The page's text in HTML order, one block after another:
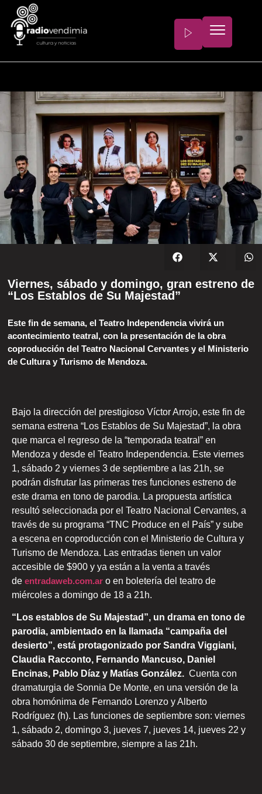
Viernes, sábado y domingo, gran estreno de
“Los Establos de Su Majestad”
Este fin de semana, el Teatro Independencia vivirá un
acontecimiento teatral, con la presentación de la obra
coproducción del Teatro Nacional Cervantes y el Ministerio
de Cultura y Turismo de Mendoza.
Bajo la dirección del prestigioso Víctor Arrojo, este fin de
semana estrena “Los Establos de Su Majestad”, la obra
que marca el regreso de la “temporada teatral” en
Mendoza y desde el Teatro Independencia. Este viernes
1, sábado 2 y viernes 3 de septiembre a las 21h, se
podrán disfrutar las primeras tres funciones estreno de
este drama en tono de parodia. La propuesta artística
resultó seleccionada por el Teatro Nacional Cervantes, a
través de su programa “TNC Produce en el País” y sube
a escena en coproducción con el Ministerio de Cultura y
Turismo de Mendoza. Las entradas tienen un valor
accesible de $900 y ya están a la venta a través
de entradaweb.com.ar o en boletería del teatro de
miércoles a domingo de 18 a 21h.
“Los establos de Su Majestad”, un drama en tono de
parodia, ambientado en la llamada “campaña del
desierto”, está protagonizado por Sandra Viggiani,
Claudia Racconto, Fernando Mancuso, Daniel
Encinas, Pablo Díaz y Matías González. Cuenta con
dramaturgia de Sonnia De Monte, en una versión de la
obra homónima de Fernando Lorenzo y Alberto
Rodríguez (h). Las funciones de septiembre son: viernes
1, sábado 2, domingo 3, jueves 7, jueves 14, jueves 22 y
sábado 30 de septiembre, siempre a las 21h.